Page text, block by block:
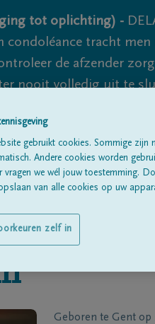
tot oplichting) -
tracht
de afzender
nooit volledig uit te
Geboren te Gent op
gebruikt cookies. Sommige zijn
Andere cookies worden
vragen we wél jouw toestemming.
van alle cookies op uw
zelf in